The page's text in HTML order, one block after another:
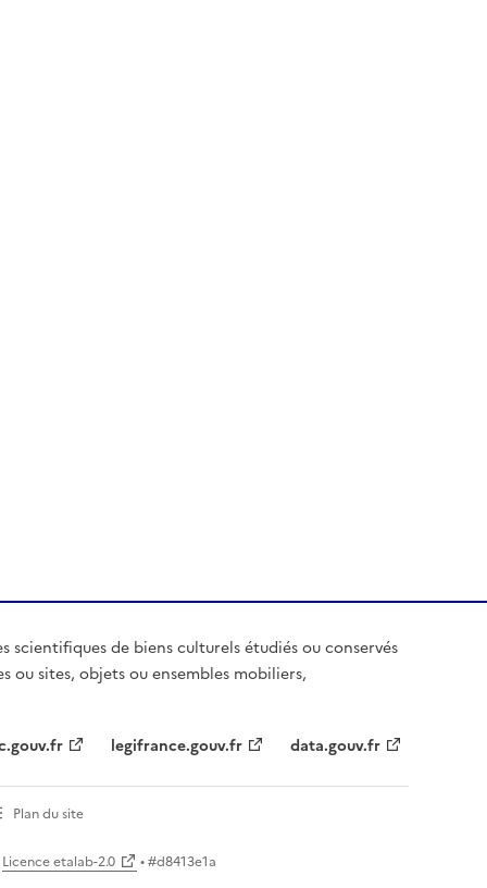
scientifiques de biens culturels étudiés ou conservés
ou sites, objets ou ensembles mobiliers,
legifrance.gouv.fr data.gouv.fr
Plan du site
Licence etalab-2.0 • #d8413e1a